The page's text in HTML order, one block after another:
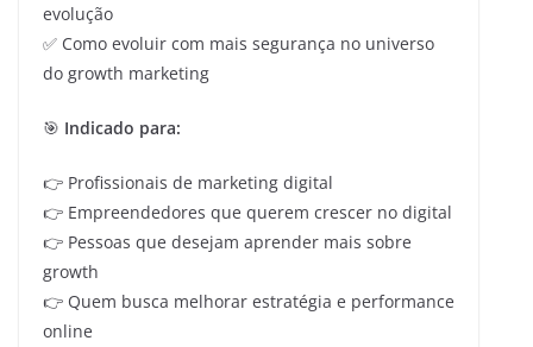
evolução
✅ Como evoluir com mais segurança no universo
do growth marketing
🎯 Indicado para:
👉 Profissionais de marketing digital
👉 Empreendedores que querem crescer no digital
👉 Pessoas que desejam aprender mais sobre
growth
👉 Quem busca melhorar estratégia e performance
online